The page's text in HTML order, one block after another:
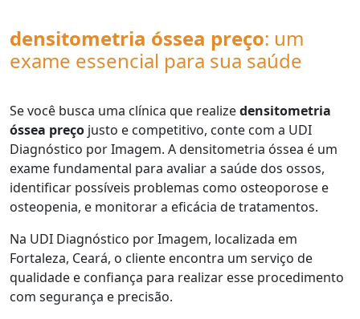
densitometria óssea preço: um
exame essencial para sua saúde
Se você busca uma clínica que realizedensitometria
óssea preço justo e competitivo, conte com a UDI
Diagnóstico por Imagem. A densitometria óssea é um
exame fundamental para avaliar a saúde dos ossos,
identificar possíveis problemas como osteoporose e
osteopenia, e monitorar a eficácia de tratamentos.
Na UDI Diagnóstico por Imagem, localizada em
Fortaleza, Ceará, o cliente encontra um serviço de
qualidade e confiança para realizar esse procedimento
com segurança e precisão.